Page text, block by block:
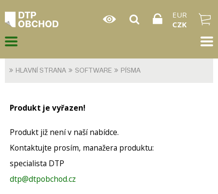
EUR
CZK
HLAVNÍ STRANA SOFTWARE PÍSMA
Produkt je vyřazen!
Produkt již není v naší nabídce.
Kontaktujte prosím, manažera produktu:
specialista DTP
dtp@dtpobchod.cz